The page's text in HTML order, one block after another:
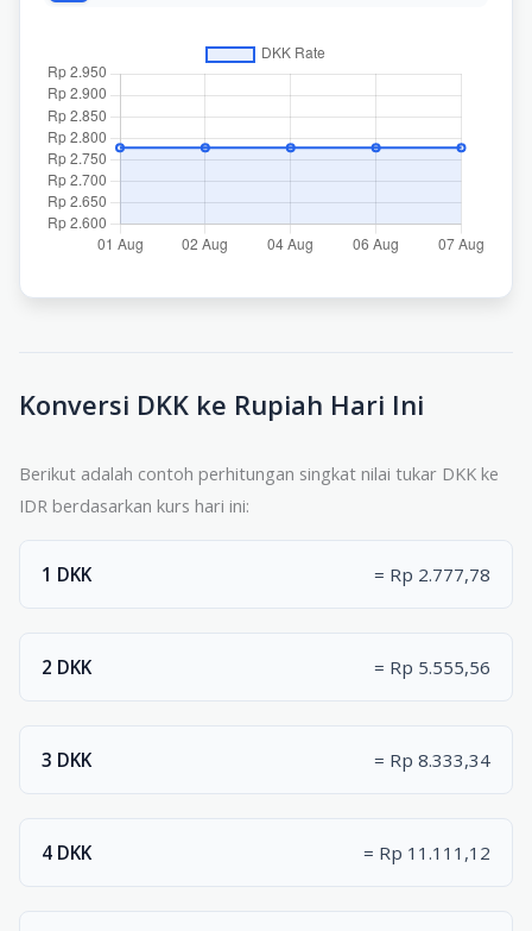
Konversi DKK ke Rupiah Hari Ini
Berikut adalah contoh perhitungan singkat nilai tukar DKK ke
IDR berdasarkan kurs hari ini:
1 DKK = Rp 2.777,78
2 DKK = Rp 5.555,56
3 DKK = Rp 8.333,34
4 DKK = Rp 11.111,12